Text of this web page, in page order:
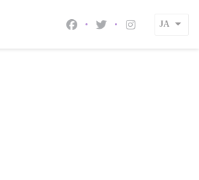
Facebook ((新しいウィン
Twitter ((新しいウ
Instagram ((
JA